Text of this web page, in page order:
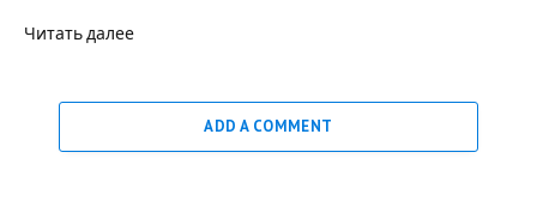
Читать далее
ADD A COMMENT